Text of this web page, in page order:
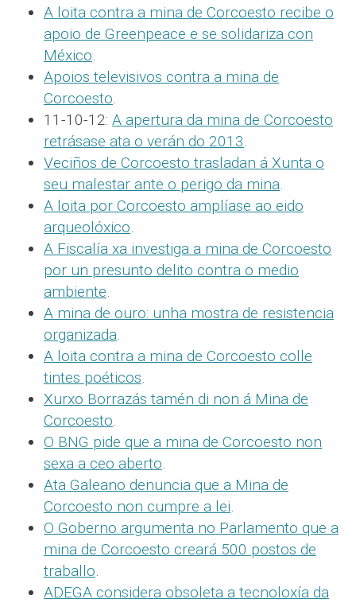
A loita contra a mina de Corcoesto recibe o
apoio de Greenpeace e se solidariza con
México.
Apoios televisivos contra a mina de
Corcoesto.
11-10-12: A apertura da mina de Corcoesto
retrásase ata o verán do 2013.
Veciños de Corcoesto trasladan á Xunta o
seu malestar ante o perigo da mina.
A loita por Corcoesto amplíase ao eido
arqueolóxico.
A Fiscalía xa investiga a mina de Corcoesto
por un presunto delito contra o medio
ambiente.
A mina de ouro: unha mostra de resistencia
organizada.
A loita contra a mina de Corcoesto colle
tintes poéticos.
Xurxo Borrazás tamén di non á Mina de
Corcoesto.
O BNG pide que a mina de Corcoesto non
sexa a ceo aberto.
Ata Galeano denuncia que a Mina de
Corcoesto non cumpre a lei.
O Goberno argumenta no Parlamento que a
mina de Corcoesto creará 500 postos de
traballo.
ADEGA considera obsoleta a tecnoloxía da